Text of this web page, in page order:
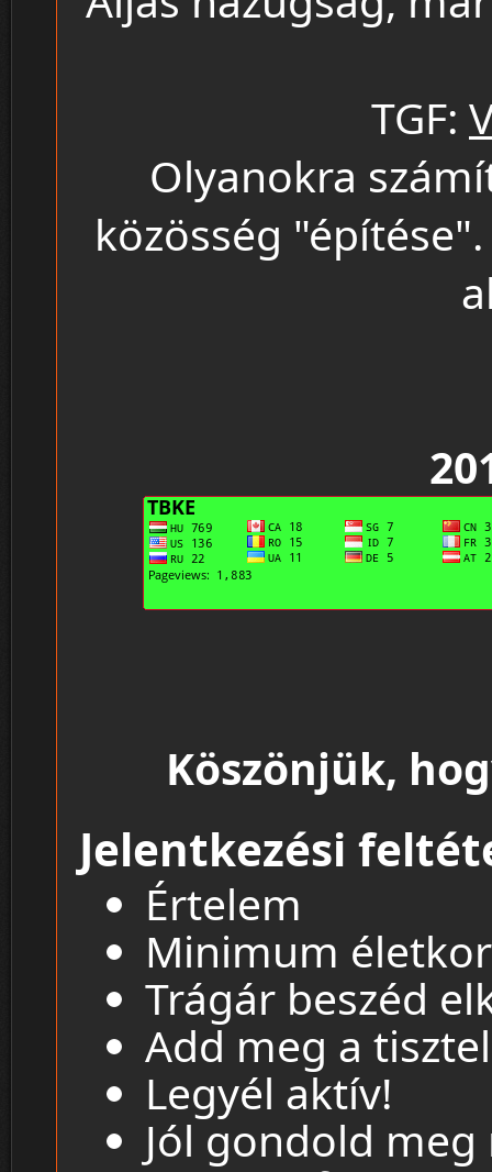
TGF:
Olyanokra
közösség
Köszönjük,
Jelentkezési
Értelem
Minimum
Trágár beszéd
Add meg a
Legyél aktív!
Jól gondold